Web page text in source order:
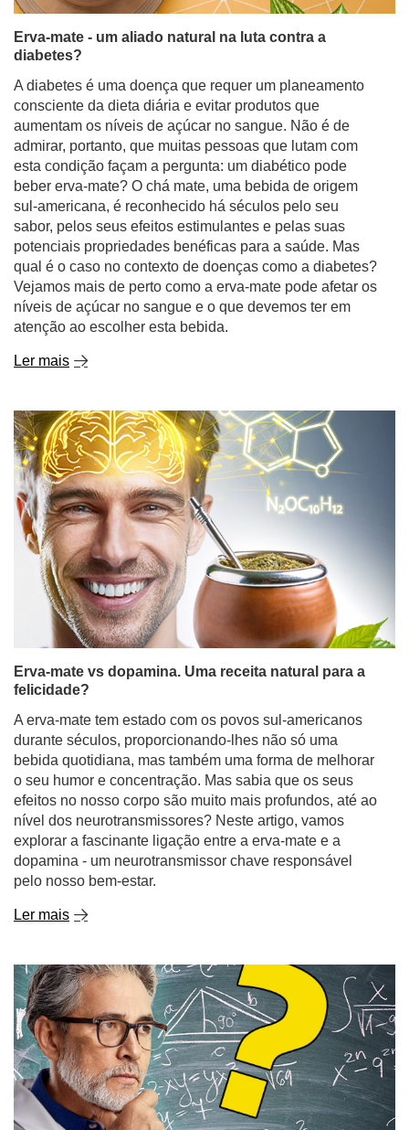
Erva-mate - um aliado natural na luta contra a
diabetes?
A diabetes é uma doença que requer um planeamento
consciente da dieta diária e evitar produtos que
aumentam os níveis de açúcar no sangue. Não é de
admirar, portanto, que muitas pessoas que lutam com
esta condição façam a pergunta: um diabético pode
beber erva-mate? O chá mate, uma bebida de origem
sul-americana, é reconhecido há séculos pelo seu
sabor, pelos seus efeitos estimulantes e pelas suas
potenciais propriedades benéficas para a saúde. Mas
qual é o caso no contexto de doenças como a diabetes?
Vejamos mais de perto como a erva-mate pode afetar os
níveis de açúcar no sangue e o que devemos ter em
atenção ao escolher esta bebida.
Ler mais
Erva-mate vs dopamina. Uma receita natural para a
felicidade?
A erva-mate tem estado com os povos sul-americanos
durante séculos, proporcionando-lhes não só uma
bebida quotidiana, mas também uma forma de melhorar
o seu humor e concentração. Mas sabia que os seus
efeitos no nosso corpo são muito mais profundos, até ao
nível dos neurotransmissores? Neste artigo, vamos
explorar a fascinante ligação entre a erva-mate e a
dopamina - um neurotransmissor chave responsável
pelo nosso bem-estar.
Ler mais